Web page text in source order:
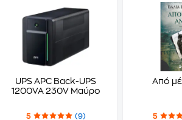
UPS APC Back-UPS
1200VA 230V Μαύρο
5 (9)
Από
5